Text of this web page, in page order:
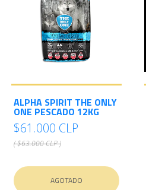
ALPHA SPIRIT THE ONLY
ONE PESCADO 12KG
$61.000 CLP
( $63.000 CLP )
AGOTADO